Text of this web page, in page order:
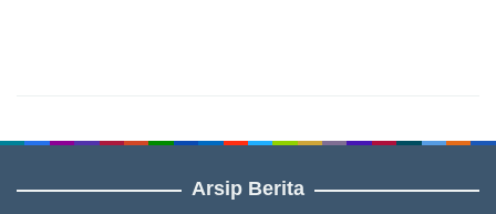
Arsip Berita